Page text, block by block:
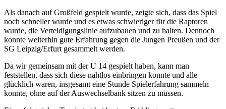
Als danach auf Großfeld gespielt wurde, zeigte sich, dass das Spiel
noch schneller wurde und es etwas schwieriger für die Raptoren
wurde, die Verteidigungslinie aufzubauen und zu halten. Dennoch
konnte weiterhin gute Erfahrung gegen die Jungen Preußen und der
SG Leipzig/Erfurt gesammelt werden.
Da wir gemeinsam mit der U 14 gespielt haben, kann man
feststellen, dass sich diese nahtlos einbringen konnte und alle
glücklich waren, insgesamt eine Stunde Spielerfahrung sammeln
konnte, ohne auf der Auswechselbank sitzen zu müssen.